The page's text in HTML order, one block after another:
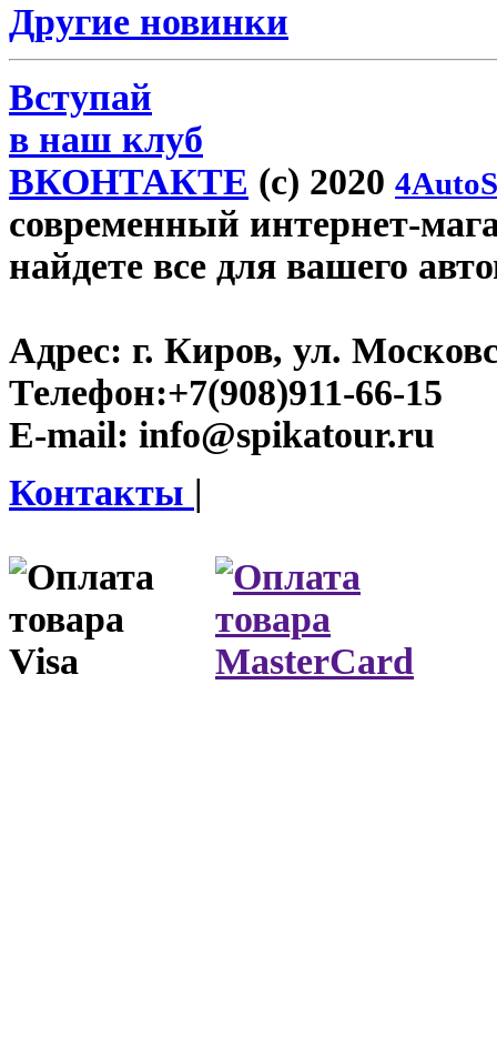
Другие новинки
Вступай
в наш клуб
ВКОНТАКТЕ (c) 2020
современный интернет-
найдете все для вашего
Адрес: г. Киров, ул.
Телефон:+7(908)911-66-15
E-mail: info@spikatour.ru
Контакты |